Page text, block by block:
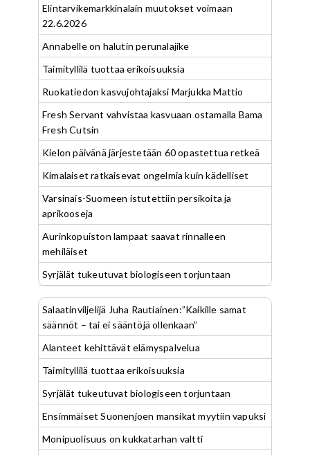
Elintarvikemarkkinalain muutokset voimaan
22.6.2026
Annabelle on halutin perunalajike
Taimityllilä tuottaa erikoisuuksia
Ruokatiedon kasvujohtajaksi Marjukka Mattio
Fresh Servant vahvistaa kasvuaan ostamalla Bama
Fresh Cutsin
Kielon päivänä järjestetään 60 opastettua retkeä
Kimalaiset ratkaisevat ongelmia kuin kädelliset
Varsinais-Suomeen istutettiin persikoita ja
aprikooseja
Aurinkopuiston lampaat saavat rinnalleen
mehiläiset
Syrjälät tukeutuvat biologiseen torjuntaan
Salaatinviljelijä Juha Rautiainen:”Kaikille samat
säännöt – tai ei sääntöjä ollenkaan”
Alanteet kehittävät elämyspalvelua
Taimityllilä tuottaa erikoisuuksia
Syrjälät tukeutuvat biologiseen torjuntaan
Ensimmäiset Suonenjoen mansikat myytiin vapuksi
Monipuolisuus on kukkatarhan valtti